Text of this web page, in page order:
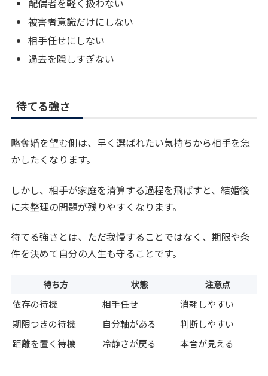
配偶者を軽く扱わない
被害者意識だけにしない
相手任せにしない
過去を隠しすぎない
待てる強さ
略奪婚を望む側は、早く選ばれたい気持ちから相手を急
かしたくなります。
しかし、相手が家庭を清算する過程を飛ばすと、結婚後
に未整理の問題が残りやすくなります。
待てる強さとは、ただ我慢することではなく、期限や条
件を決めて自分の人生も守ることです。
待ち方 状態 注意点
依存の待機 相手任せ
消耗しやすい
期限つきの待機
自分軸がある
判断しやすい
距離を置く待機
冷静さが戻る 本音が見える